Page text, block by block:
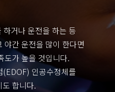
거나 운전을 하는 등
야간 운전을 많이 한다면
도가 높을 것입니다.
(EDOF) 인공수정체를
합니다.